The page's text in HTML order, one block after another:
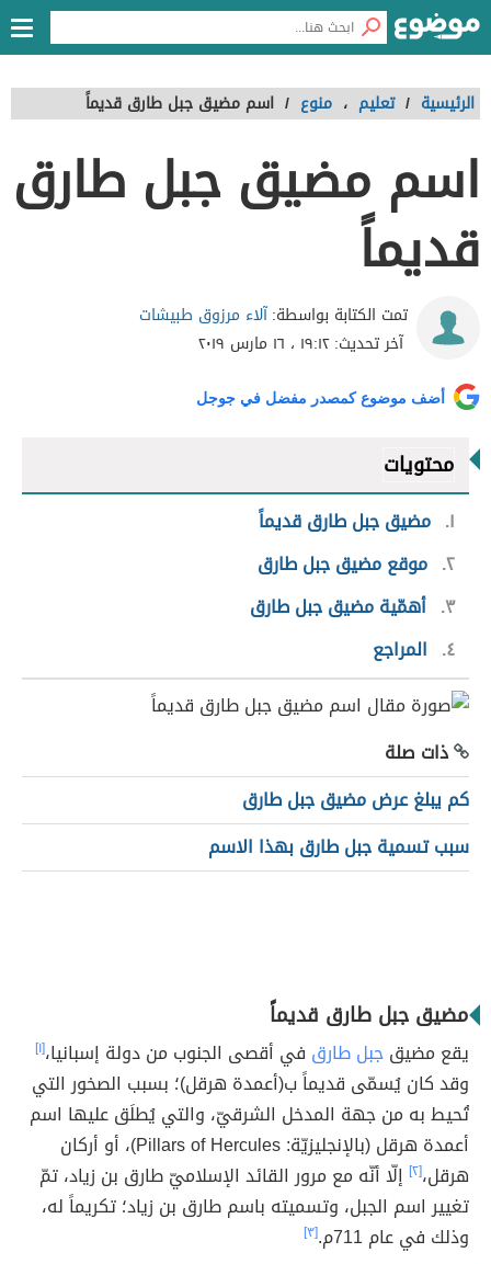
الرئيسية / تعليم ، منوع / اسم مضيق جبل طارق قديماً
اسم مضيق جبل طارق
قديماً
تمت الكتابة بواسطة:آلاء مرزوق طبيشات
آخر تحديث:١٩:١٢ ، ١٦ مارس ٢٠١٩
أضف موضوع كمصدر مفضل في جوجل
محتويات
١ مضيق جبل طارق قديماً
٢ موقع مضيق جبل طارق
٣ أهمّية مضيق جبل طارق
٤
المراجع
ذات صلة
كم يبلغ عرض مضيق جبل طارق
سبب تسمية جبل طارق بهذا الاسم
مضيق جبل طارق قديماً
يقع مضيقجبل طارق في أقصى الجنوب من دولة إسبانيا،[١]
وقد كان يُسمّى قديماً ب(أعمدة هرقل)؛ بسبب الصخور التي
تُحيط به من جهة المدخل الشرقيّ، والتي يُطلَق عليها اسم
أعمدة هرقل (بالإنجليزيّة: Pillars of Hercules)، أو أركان
هرقل،[٢]
إلّا أنّه مع مرور القائد الإسلاميّ طارق بن زياد، تمّ
تغيير اسم الجبل، وتسميته باسم طارق بن زياد؛ تكريماً له،
وذلك في عام 711م.
[٣]